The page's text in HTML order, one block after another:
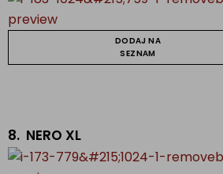
DODAJ NA
SEZNAM
8. NERO XL